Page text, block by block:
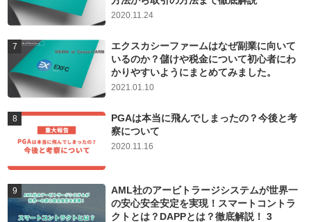
2020.11.24
エクスカシーファームはなぜ副業に向いて
いるのか？儲けや税金について初心者にわ
かりやすいようにまとめてみました。
2021.01.10
PGAは本当に飛んでしまったの？今後と考
察について
2020.11.16
AML社のアービトラージシステムが世界一
の安心安全安定を実現！スマートコントラ
クトとは？DAPPとは？徹底解説！ 3